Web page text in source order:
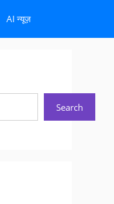
AI न्यूज़
Search